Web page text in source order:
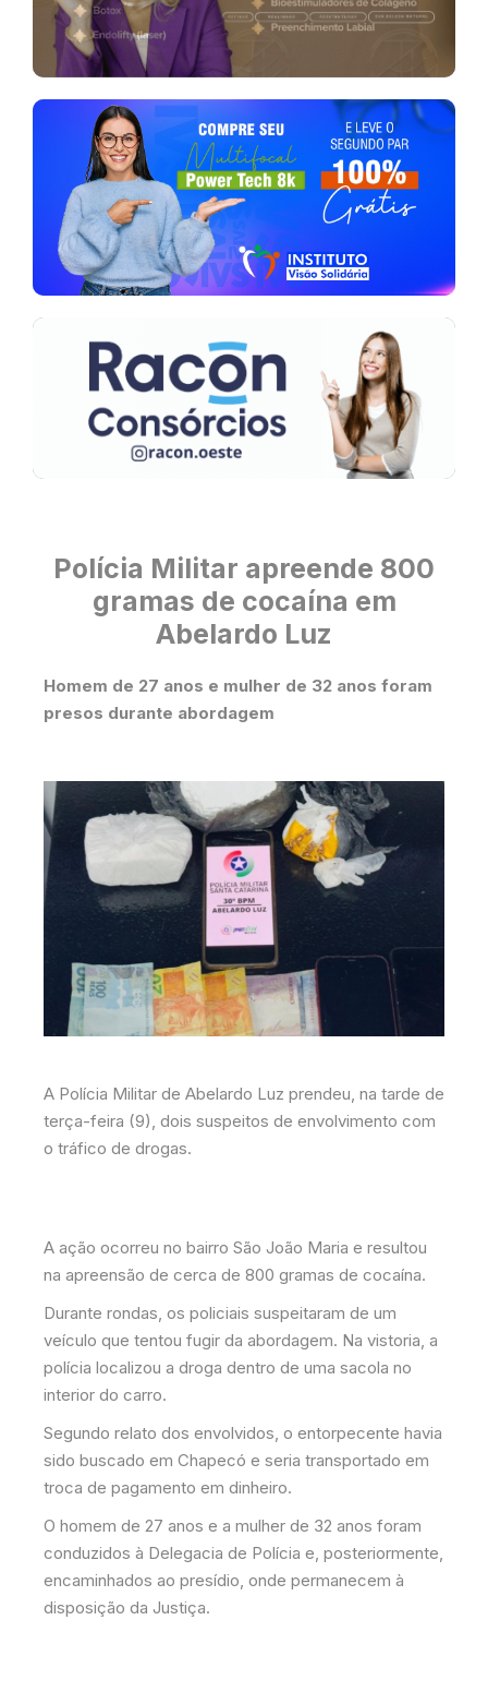
Polícia Militar apreende 800
gramas de cocaína em
Abelardo Luz
Homem de 27 anos e mulher de 32 anos foram
presos durante abordagem
A Polícia Militar de Abelardo Luz prendeu, na tarde de
terça-feira (9), dois suspeitos de envolvimento com
o tráfico de drogas.
A ação ocorreu no bairro São João Maria e resultou
na apreensão de cerca de 800 gramas de cocaína.
Durante rondas, os policiais suspeitaram de um
veículo que tentou fugir da abordagem. Na vistoria, a
polícia localizou a droga dentro de uma sacola no
interior do carro.
Segundo relato dos envolvidos, o entorpecente havia
sido buscado em Chapecó e seria transportado em
troca de pagamento em dinheiro.
O homem de 27 anos e a mulher de 32 anos foram
conduzidos à Delegacia de Polícia e, posteriormente,
encaminhados ao presídio, onde permanecem à
disposição da Justiça.